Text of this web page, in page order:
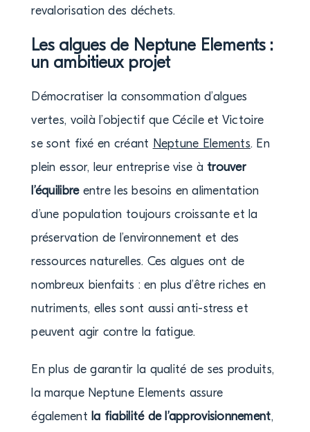
revalorisation des déchets.
Les algues de Neptune Elements :
un ambitieux projet
Démocratiser la consommation d’algues
vertes, voilà l’objectif que Cécile et Victoire
se sont fixé en créant Neptune Elements. En
plein essor, leur entreprise vise à trouver
l’équilibreentre les besoins en alimentation
d’une population toujours croissante et la
préservation de l’environnement et des
ressources naturelles. Ces algues ont de
nombreux bienfaits : en plus d’être riches en
nutriments, elles sont aussi anti-stress et
peuvent agir contre la fatigue.
En plus de garantir la qualité de ses produits,
la marque Neptune Elements assure
également la fiabilité de l’approvisionnement,